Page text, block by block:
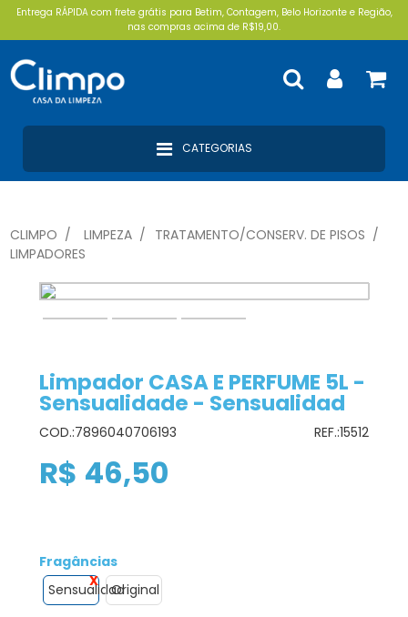
Entrega RÁPIDA com frete grátis para Betim, Contagem, Belo Horizonte e Região,
nas compras acima de R$19,00.
CATEGORIAS
CLIMPO LIMPEZA
TRATAMENTO/CONSERV. DE PISOS
LIMPADORES
Limpador CASA E PERFUME 5L -
Sensualidade - Sensualidad
COD.:7896040706193 REF.:15512
R$ 46,50
Fragâncias
SensualidadOriginal